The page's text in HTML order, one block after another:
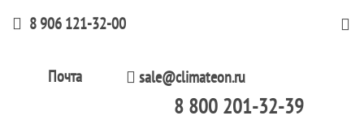
8 906 121-32-00
Почта sale@climateon.ru
8 800 201-32-39